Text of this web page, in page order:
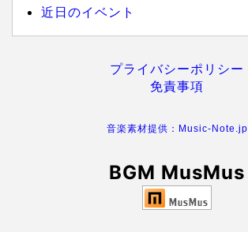
近日のイベント
プライバシーポリシー
免責事項
音楽素材提供：Music-Note.jp
BGM MusMus